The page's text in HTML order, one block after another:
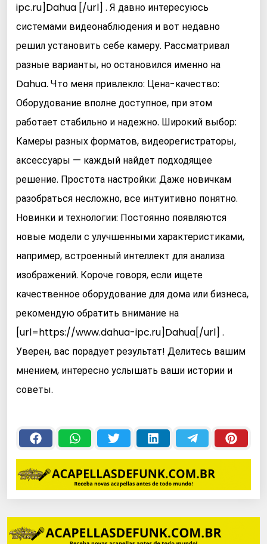
ipc.ru]Dahua [/url] . Я давно интересуюсь
системами видеонаблюдения и вот недавно
решил установить себе камеру. Рассматривал
разные варианты, но остановился именно на
Dahua. Что меня привлекло: Цена-качество:
Оборудование вполне доступное, при этом
работает стабильно и надежно. Широкий выбор:
Камеры разных форматов, видеорегистраторы,
аксессуары — каждый найдет подходящее
решение. Простота настройки: Даже новичкам
разобраться несложно, все интуитивно понятно.
Новинки и технологии: Постоянно появляются
новые модели с улучшенными характеристиками,
например, встроенный интеллект для анализа
изображений. Короче говоря, если ищете
качественное оборудование для дома или бизнеса,
рекомендую обратить внимание на
[url=https://www.dahua-ipc.ru]Dahua[/url] .
Уверен, вас порадует результат! Делитесь вашим
мнением, интересно услышать ваши истории и
советы.